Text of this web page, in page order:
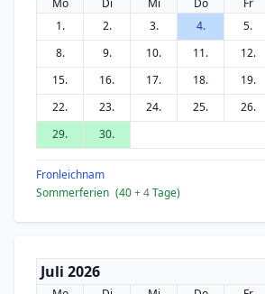
Mo Di Mi Do Fr
1.
2. 3. 4. 5.
8.
9. 10. 11. 12.
15.
16. 17. 18. 19.
22.
23. 24. 25. 26.
29.
30.
Fronleichnam
Sommerferien (40+ 4Tage)
Juli 2026